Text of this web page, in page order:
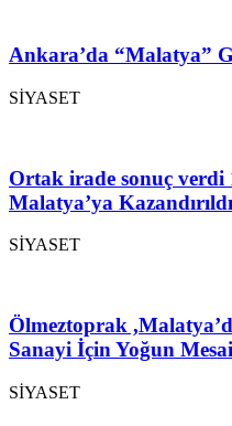
Ankara’da “Malatya”
SİYASET
Ortak irade sonuç
Malatya’ya Kazandırıldı
SİYASET
Ölmeztoprak
Sanayi İçin Yoğun Mesai
SİYASET